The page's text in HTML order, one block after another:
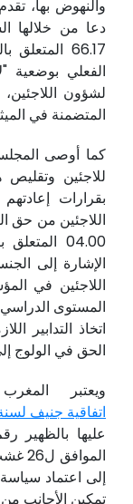
والنهوض بها،
دعا من خلالها
66.17
الفعلي بوضعية
لشؤون
المتضمنة في
كما أوصى
للاجئين
بقرارات
04.00
الإشارة إلى
اللاجئين في
المستوى الدراسي
اتخاذ التدابير
الحق في الولوج
ويعتبر
اتفاقية جنيف لسنة 1951 الخاصة بوضع
إلى اعتماد
تمكين الأجانب